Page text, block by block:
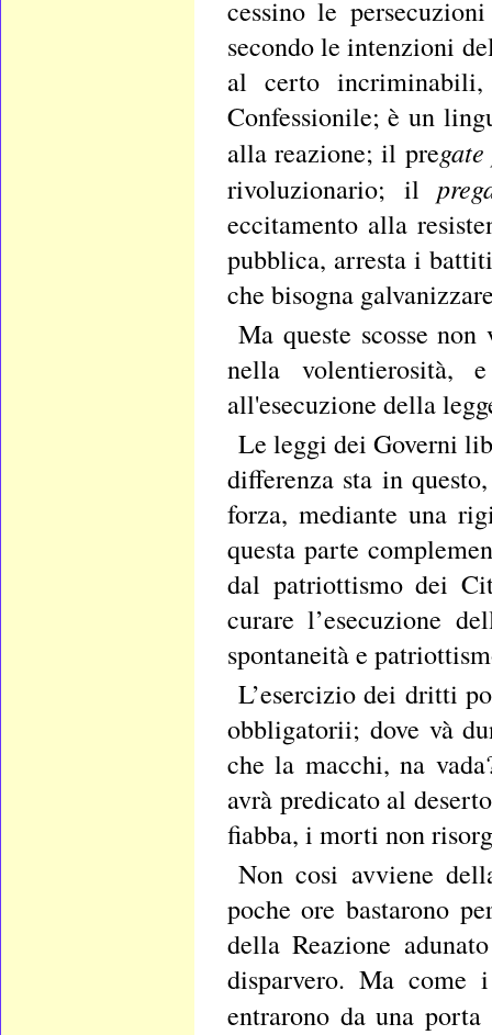
cessino le
secondo le intenzioni
al certo
Confessionile; è un
alla reazione; il pre
rivoluzionario; il
eccitamento alla
pubblica, arresta i
che bisogna
Ma queste scosse
nella volentierosità,
all'esecuzione della
Le leggi dei Governi
differenza sta in
forza, mediante una
questa parte
dal patriottismo dei
curare l’esecuzione
spontaneità e
L’esercizio dei dritti
obbligatorii; dove và
che la macchi, na
avrà predicato al
fiabba, i morti non
Non cosi avviene
poche ore bastarono
della Reazione
disparvero. Ma
entrarono da una